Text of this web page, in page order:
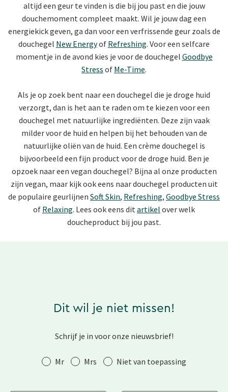
altijd een geur te vinden is die bij jou past en die jouw
douchemoment compleet maakt. Wil je jouw dag een
energiekick geven, ga dan voor een verfrissende geur zoals de
douchegel New Energyof Refreshing. Voor een selfcare
momentje in de avond kies je voor de douchegel Goodbye
Stress of Me-Time.
Als je op zoek bent naar een douchegel die je droge huid
verzorgt, dan is het aan te raden om te kiezen voor een
douchegel met natuurlijke ingrediënten. Deze zijn vaak
milder voor de huid en helpen bij het behouden van de
natuurlijke oliën van de huid. Een crème douchegel is
bijvoorbeeld een fijn product voor de droge huid. Ben je
opzoek naar een vegan douchegel? Bijna al onze producten
zijn vegan, maar kijk ook eens naar douchegel producten uit
de populaire geurlijnen Soft Skin, Refreshing, Goodbye Stress
of Relaxing. Lees ook eens ditartikel over welk
doucheproduct bij jou past.
Dit wil je niet missen!
Schrijf je in voor onze nieuwsbrief!
Aanhef Mr Mrs Niet van toepassing